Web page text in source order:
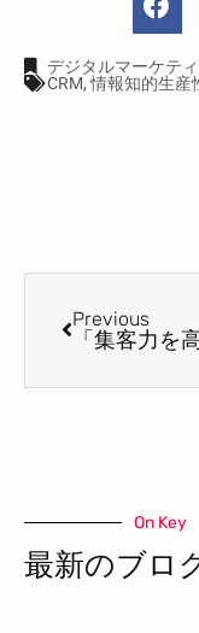
デジタルマーケテ
CRM,情報知的生産
Previous
On Key
最新のブロ